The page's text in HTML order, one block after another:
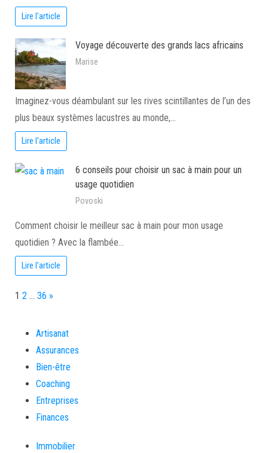
Lire l'article
Voyage découverte des grands lacs africains
Marise
Imaginez-vous déambulant sur les rives scintillantes de l’un des
plus beaux systèmes lacustres au monde,…
Lire l'article
6 conseils pour choisir un sac à main pour un
usage quotidien
Povoski
Comment choisir le meilleur sac à main pour mon usage
quotidien ? Avec la flambée…
Lire l'article
Page:
1 2 … 36 Next
»
Artisanat
Assurances
Bien-être
Coaching
Entreprises
Finances
Immobilier